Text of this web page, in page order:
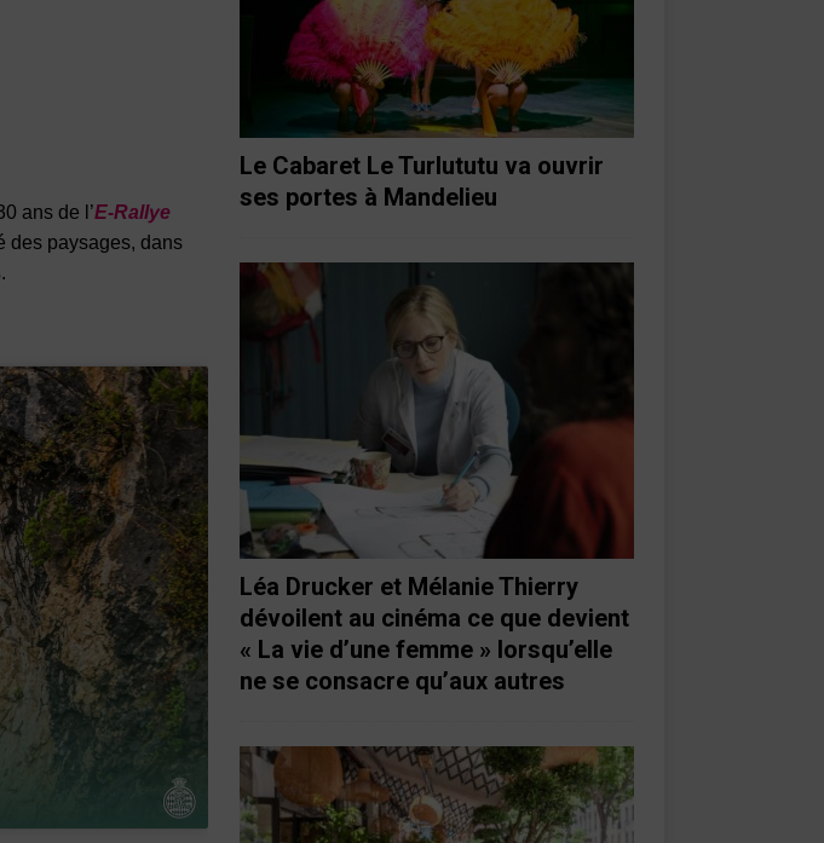
ans de l’E-Rallye
des paysages, dans
.
Le Cabaret Le Turlututu va ouvrir
ses portes à Mandelieu
Léa Drucker et Mélanie Thierry
dévoilent au cinéma ce que devient
« La vie d’une femme » lorsqu’elle
ne se consacre qu’aux autres